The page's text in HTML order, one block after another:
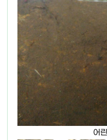
어